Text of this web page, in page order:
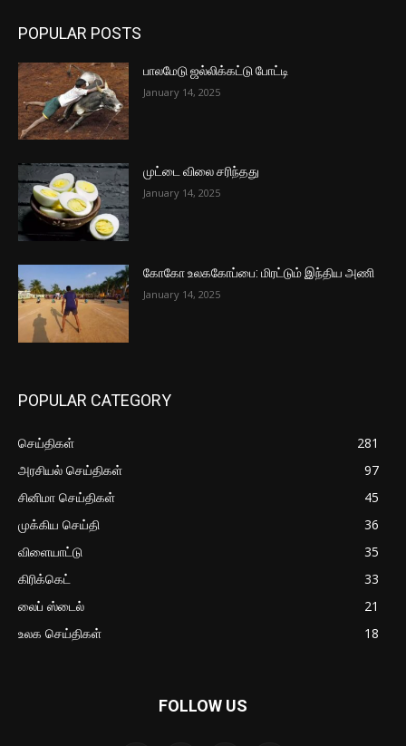
POPULAR POSTS
பாலமேடு ஜல்லிக்கட்டு போட்டி
January 14, 2025
முட்டை விலை சரிந்தது
January 14, 2025
கோகோ உலககோப்பை: மிரட்டும் இந்திய அணி
January 14, 2025
POPULAR CATEGORY
செய்திகள்
281
அரசியல் செய்திகள்
97
சினிமா செய்திகள்
45
முக்கிய செய்தி
36
விளையாட்டு
35
கிரிக்கெட்
33
லைப் ஸ்டைல்
21
உலக செய்திகள்
18
FOLLOW US